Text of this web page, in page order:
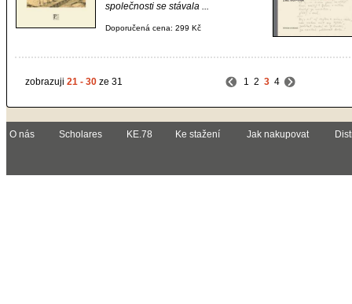
společnosti se stávala ...
Doporučená cena: 299 Kč
zobrazuji 21 - 30 ze 31 1 2 3 4
O nás Scholares KE.78 Ke stažení Jak nakupovat